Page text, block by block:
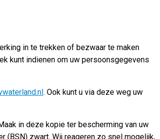
in te trekken of bezwaar te maken
kunt indienen om uw persoonsgegevens
. Ook kunt u via deze weg uw
in deze kopie ter bescherming van uw
(BSN) zwart. Wij reageren zo snel mogelijk,